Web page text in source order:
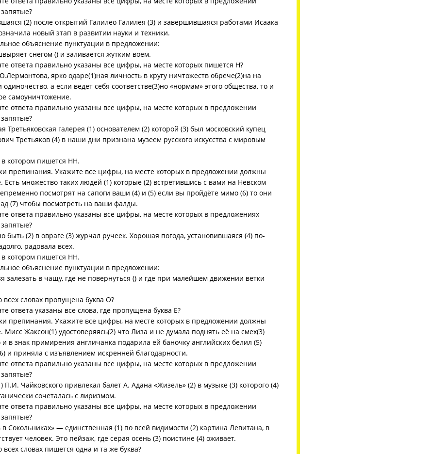
(2) после открытий Галилео Галилея (3) и завершившаяся работами Исаака
новый этап в развитии науки и техники.
объяснение пунктуации в предложении:
снегом () и заливается жутким воем.
ответа правильно указаны все цифры, на месте которых пишется Н?
ярко одаре(1)ная личность в кругу ничтожеств обрече(2)на на
а если ведет себя соответстве(3)но «нормам» этого общества, то и
самоуничтожение.
ответа правильно указаны все цифры, на месте которых в предложении
Третьяковская галерея (1) основателем (2) которой (3) был московский купец
Третьяков (4) в наши дни признана музеем русского искусства с мировым
в котором пишется НН.
препинания. Укажите все цифры, на месте которых в предложении должны
Есть множество таких людей (1) которые (2) встретившись с вами на Невском
посмотрят на сапоги ваши (4) и (5) если вы пройдёте мимо (6) то они
(7) чтобы посмотреть на ваши фалды.
ответа правильно указаны все цифры, на месте которых в предложениях
быть (2) в овраге (3) журчал ручеек. Хорошая погода, установившаяся (4) по-
радовала всех.
в котором пишется НН.
объяснение пунктуации в предложении:
залезать в чащу, где не повернуться () и где при малейшем движении ветки
всех словах пропущена буква О?
ответа указаны все слова, где пропущена буква Е?
препинания. Укажите все цифры, на месте которых в предложении должны
Мисс Жаксон(1) удостоверяясь(2) что Лиза и не думала поднять её на смех(3)
и в знак примирения англичанка подарила ей баночку английских белил (5)
и приняла с изъявлением искренней благодарности.
ответа правильно указаны все цифры, на месте которых в предложении
П.И. Чайковского привлекал балет А. Адана «Жизель» (2) в музыке (3) которого (4)
сочеталась с лиризмом.
ответа правильно указаны все цифры, на месте которых в предложении
Сокольниках» — единственная (1) по всей видимости (2) картина Левитана, в
человек. Это пейзаж, где серая осень (3) поистине (4) оживает.
всех словах пишется одна и та же буква?